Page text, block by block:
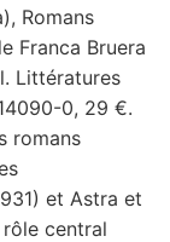
Romans
Franca Bruera
Littératures
0, 29 €.
romans
et Astra et
central